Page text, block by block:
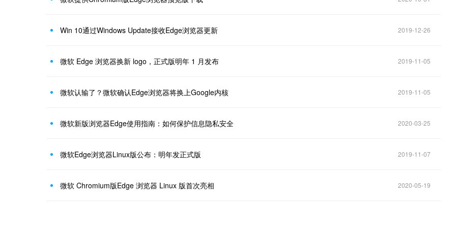
Win 10通过Windows Update接收Edge浏览器更新 2019-12-26
微软 Edge 浏览器换新 logo，正式版明年 1 月发布 2019-11-05
微软认输了？微软确认Edge浏览器将换上Google内核 2019-11-05
微软新版浏览器Edge使用指南：如何保护信息隐私安全 2020-03-25
微软Edge浏览器Linux版公布：明年发正式版 2019-11-07
微软 Chromium版Edge 浏览器 Linux 版首次亮相 2020-05-19